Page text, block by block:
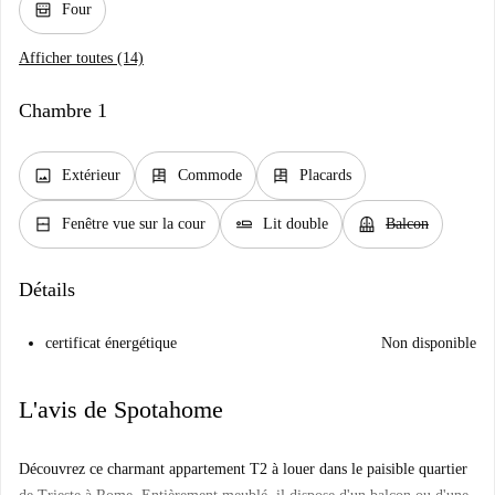
oven_gen Four
Afficher toutes (14)
Chambre 1
image Extérieur dresser Commode dresser Placards
window_closed Fenêtre vue sur la cour airline_seat_flat Lit double balcony Balcon
Détails
certificat énergétique Non disponible
L'avis de Spotahome
Découvrez ce charmant appartement T2 à louer dans le paisible quartier